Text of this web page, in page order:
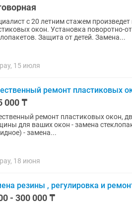
с 20 летним стажем
окон. Установка поворотно-
Защита от детей. Замена...
15 июля
ремонт пластиковых
000 ₸
ремонт пластиковых окон,
для ваших окон - замена
- замена...
18 июня
резины , регулировка и
- 300 000 ₸